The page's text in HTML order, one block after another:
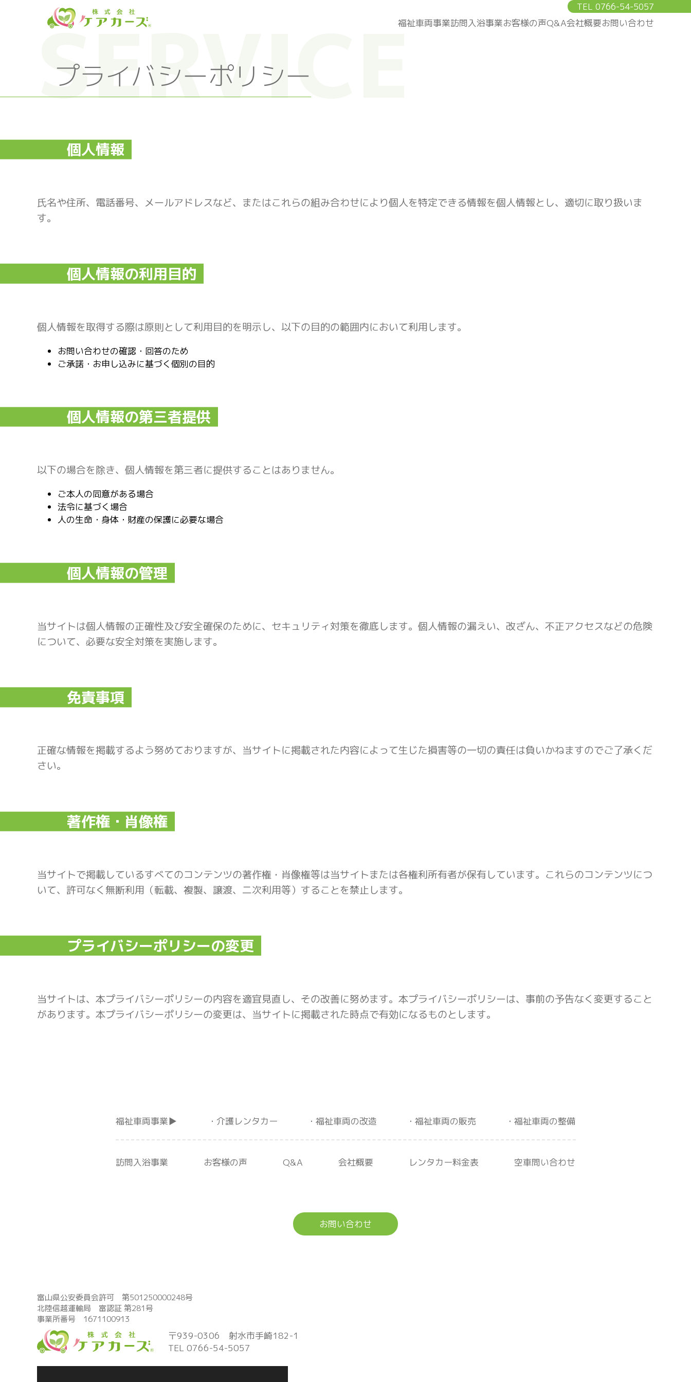
h
t
TEL 0766-54-5057
福祉車両事業訪問入浴事業お客様の声Q&A会社概要お問い合わせ
プライバシーポリシー
個人情報
氏名や住所、電話番号、メールアドレスなど、またはこれらの組み合わせにより個人を特定できる情報を個人情報とし、適切に取り扱いま
す。
個人情報の利用目的
個人情報を取得する際は原則として利用目的を明示し、以下の目的の範囲内において利用します。
お問い合わせの確認・回答のため
ご承諾・お申し込みに基づく個別の目的
個人情報の第三者提供
以下の場合を除き、個人情報を第三者に提供することはありません。
ご本人の同意がある場合
法令に基づく場合
人の生命・身体・財産の保護に必要な場合
個人情報の管理
当サイトは個人情報の正確性及び安全確保のために、セキュリティ対策を徹底します。個人情報の漏えい、改ざん、不正アクセスなどの危険
について、必要な安全対策を実施します。
免責事項
正確な情報を掲載するよう努めておりますが、当サイトに掲載された内容によって生じた損害等の一切の責任は負いかねますのでご了承くだ
さい。
著作権・肖像権
当サイトで掲載しているすべてのコンテンツの著作権・肖像権等は当サイトまたは各権利所有者が保有しています。これらのコンテンツにつ
いて、許可なく無断利用（転載、複製、譲渡、二次利用等）することを禁止します。
プライバシーポリシーの変更
当サイトは、本プライバシーポリシーの内容を適宜見直し、その改善に努めます。本プライバシーポリシーは、事前の予告なく変更すること
があります。本プライバシーポリシーの変更は、当サイトに掲載された時点で有効になるものとします。
福祉車両事業 介護レンタカー 福祉車両の改造 福祉車両の販売 福祉車両の整備
訪問入浴事業 お客様の声 Q&A 会社概要 レンタカー料金表 空車問い合わせ
お問い合わせ
富山県公安委員会許可 第501250000248号
北陸信越運輸局 富認証 第281号
事業所番号 1671100913
〒939-0306 射水市手崎182-1
TEL 0766-54-5057